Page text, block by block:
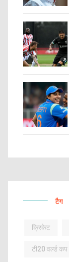
टैग
क्रिकेट
टी20 वर्ल्ड कप